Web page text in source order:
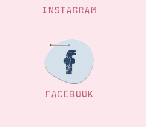
INSTAGRAM
FACEBOOK